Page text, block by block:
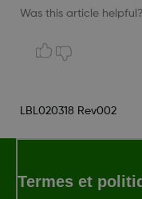
Was this article helpful?
LBL020318 Rev002
Termes et